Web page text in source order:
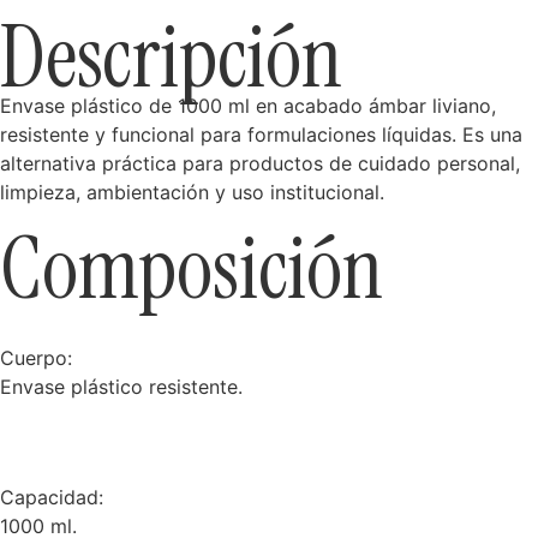
Descripción
Envase plástico de 1000 ml en acabado ámbar liviano,
resistente y funcional para formulaciones líquidas. Es una
alternativa práctica para productos de cuidado personal,
limpieza, ambientación y uso institucional.
Composición
Cuerpo:
Envase plástico resistente.
Capacidad:
1000 ml.